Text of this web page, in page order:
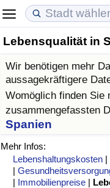
Lebensqualität in
Wir benötigen mehr
aussagekräftigere
Womöglich finden Sie
zusammengefassten
Spanien
Mehr Infos:
Lebenshaltungskosten |
|
| Immobilienpreise |
in Akaba
Immobilienpreise
Immobilienpreis-
Immobilienpreis-
Lebensqualität
Lebensqualität-Index
Lebensqualität-Index
Kriminalität